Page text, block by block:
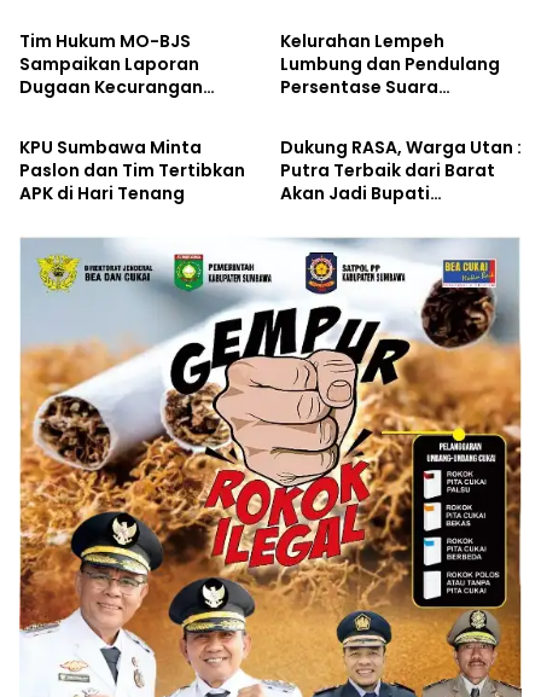
Tim Hukum MO-BJS
Sampaikan Laporan
Dugaan Kecurangan
Kelurahan Lempeh
Lumbung dan Pendulang
Persentase Suara
Kabar Pilkada
KPU Sumbawa Minta
Paslon dan Tim Tertibkan
APK di Hari Tenang
Kabar Pilkada
Dukung RASA, Warga Utan :
Putra Terbaik dari Barat
Akan Jadi Bupati